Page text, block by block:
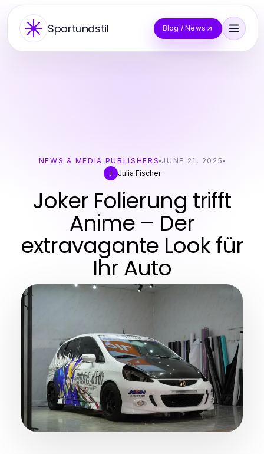
Sportundstil Blog / News
NEWS & MEDIA PUBLISHERS JUNE 21, 2025
J
Julia Fischer
Joker Folierung trifft
Anime – Der
extravagante Look für
Ihr Auto